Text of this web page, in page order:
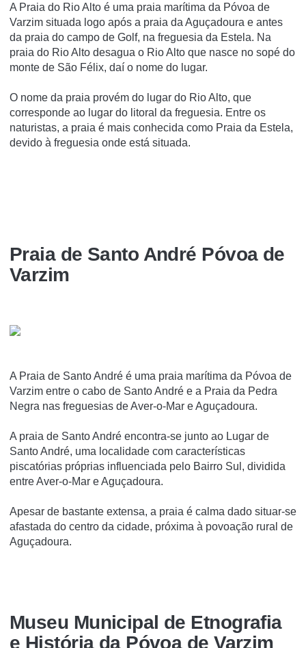
A Praia do Rio Alto é uma praia marí­tima da Póvoa de
Varzim situada logo após a praia da Aguçadoura e antes
da praia do campo de Golf, na freguesia da Estela. Na
praia do Rio Alto desagua o Rio Alto que nasce no sopé do
monte de São Félix, daí­ o nome do lugar.
O nome da praia provém do lugar do Rio Alto, que
corresponde ao lugar do litoral da freguesia. Entre os
naturistas, a praia é mais conhecida como Praia da Estela,
devido à freguesia onde está situada.
Praia de Santo André Póvoa de
Varzim
A Praia de Santo André é uma praia marí­tima da Póvoa de
Varzim entre o cabo de Santo André e a Praia da Pedra
Negra nas freguesias de Aver-o-Mar e Aguçadoura.
A praia de Santo André encontra-se junto ao Lugar de
Santo André, uma localidade com caracterí­sticas
piscatórias próprias influenciada pelo Bairro Sul, dividida
entre Aver-o-Mar e Aguçadoura.
Apesar de bastante extensa, a praia é calma dado situar-se
afastada do centro da cidade, próxima à povoação rural de
Aguçadoura.
Museu Municipal de Etnografia
e História da Póvoa de Varzim